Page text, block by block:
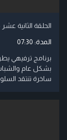
الحلقة الثانية
المدة: 07:30
برنامج ترفيهي
بشكل عام
ساخرة تنتقد